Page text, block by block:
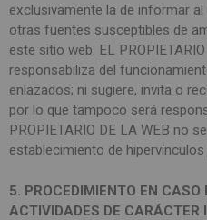
exclusivamente la de informar
otras fuentes susceptibles de
este sitio web. EL
responsabiliza del
enlazados; ni sugiere, invita o
por lo que tampoco será
PROPIETARIO DE LA WEB no
establecimiento de
5. PROCEDIMIENTO EN CASO
ACTIVIDADES DE CARÁCTER